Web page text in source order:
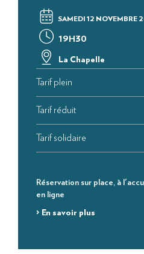
SAMEDI 12 NOVEMBRE
19H30
La Chapelle
Tarif plein
Tarif réduit
Tarif solidaire
Réservation sur place, à
en ligne
> En savoir plus